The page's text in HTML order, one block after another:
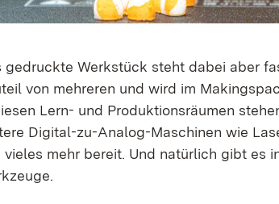
gedruckte Werkstück steht dabei aber
von mehreren und wird im
Lern- und Produktionsräumen
Digital-zu-Analog-Maschinen wie
vieles mehr bereit. Und natürlich gibt es